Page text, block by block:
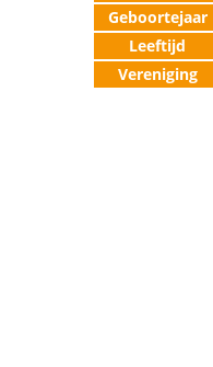
Geboortejaar
Leeftijd
Vereniging